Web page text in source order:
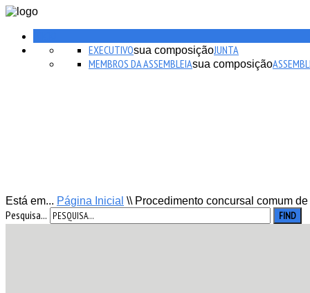
JUNTA
EXECUTIVOsua composição
MEMBROS DA ASSEMBLEIAsua composição
Está em... Página Inicial \\ Procedimento concursal comum
Pesquisa... FIND